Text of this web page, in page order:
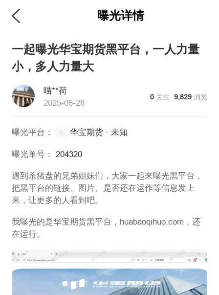
曝光详情
一起曝光华宝期货黑平台，一人力量
小，多人力量大
喵**荷
2025-08-28
0 关注·9,829 浏览
曝光平台： 华宝期货- 未知
曝光单号： 204320
遇到杀猪盘的兄弟姐妹们，大家一起来曝光黑平台，
把黑平台的链接、图片、是否还在运作等信息发上
来，让更多的人看到吧。
我曝光的是华宝期货黑平台，huabaoqihuo.com，还
在运行。